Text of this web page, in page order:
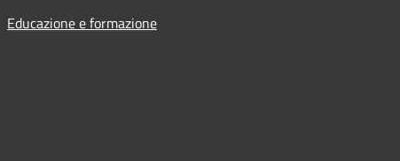
Educazione e formazione